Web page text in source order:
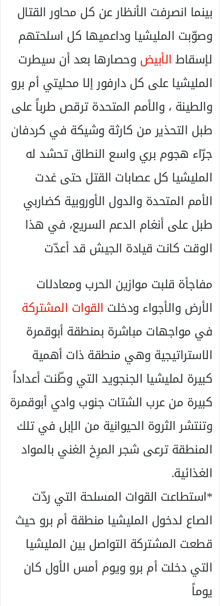
بينما انصرفت الأنظار عن كل محاور القتال
وصوّبت المليشيا وداعميها كل اسلحتهم
لإسقاطالأبيضوحصارها بعد أن سيطرت
المليشيا على كل دارفور إلا محليتي أم برو
والطينة ، والأمم المتحدة ترقص طرباً على
طبل التحذير من كارثة وشيكة في كردفان
جرّاء هجوم بري واسع النطاق تحشد له
المليشيا كل عصابات القتل حتى غدت
الأمم المتحدة والدول الأوروبية كضاربي
طبل على أنغام الدعم السريع، في هذا
الوقت كانت قيادة الجيش قد أعدّت
مفاجأة قلبت موازين الحرب ومعادلات
الأرض والأجواء ودخلت القوات المشتركة
في مواجهات مباشرة بمنطقة أبوقمرة
الاستراتيجية وهي منطقة ذات أهمية
كبيرة لمليشيا الجنجويد التي وطّنت أعداداً
كبيرة من عرب الشتات جنوب وادي أبوقمرة
وتنتشر الثروة الحيوانية من الإبل في تلك
المنطقة ترعى شجر المرِخ الغني بالمواد
الغذائية.
*استطاعت القوات المسلحة التي ردّت
الصاع لدخول المليشيا منطقة أم برو حيث
قطعت المشتركة التواصل بين المليشيا
التي دخلت أم برو ويوم أمس الأول كان
يوماً